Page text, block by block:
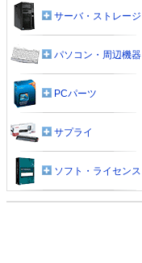
サーバ・ストレージ
パソコン・周辺機器
PCパーツ
サプライ
ソフト・ライセンス